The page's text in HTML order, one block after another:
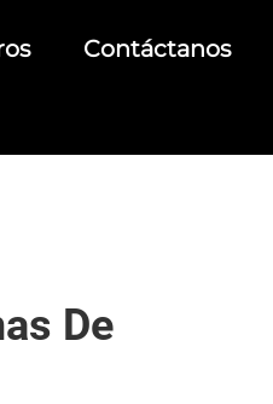
Contáctanos
De